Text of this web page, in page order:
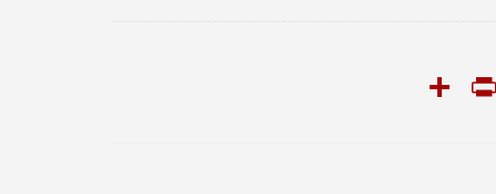
Snapchat
PrintFriendly